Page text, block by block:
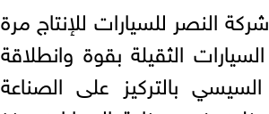
النصر للسيارات للإنتاج مرة
الثقيلة بقوة وانطلاقة
بالتركيز على الصناعة